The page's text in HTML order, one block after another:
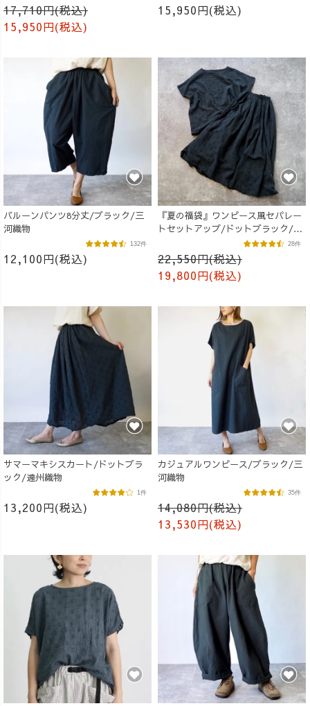
17,710円(税込)
15,950円(税込)
15,950円(税込)
バルーンパンツ8分丈/ブラック/三
河織物
12,100円(税込)
132件
『夏の福袋』ワンピース風セパレー
トセットアップ/ドットブラック/遠
22,550円(税込)
19,800円(税込)
28件
サマーマキシスカート/ドットブラ
ック/遠州織物
13,200円(税込)
1件
カジュアルワンピース/ブラック/三
河織物
14,080円(税込)
13,530円(税込)
35件